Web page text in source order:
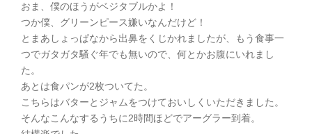
おま、僕のほうがベジタブルかよ！
つか僕、グリーンピース嫌いなんだけど！
とまあしょっぱなから出鼻をくじかれましたが、もう食事一
つでガタガタ騒ぐ年でも無いので、何とかお腹にいれまし
た。
あとは食パンが2枚ついてた。
こちらはバターとジャムをつけておいしくいただきました。
そんなこんなするうちに2時間ほどでアーグラー到着。